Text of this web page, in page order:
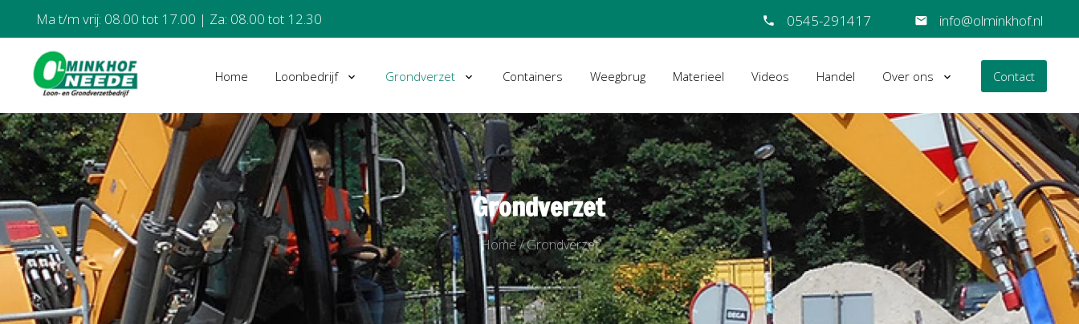
Ma t/m vrij: 08.00 tot 17.00 | Za: 08.00 tot 12.30 0545-291417 info@olminkhof.nl
Home Loonbedrijf Grondverzet Containers Weegbrug Materieel Videos Handel Over ons Contact
Grondverzet
Home/Grondverzet